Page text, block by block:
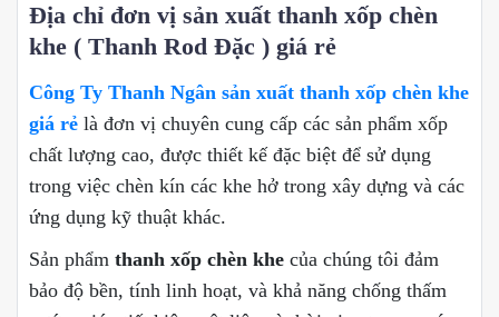
Địa chỉ đơn vị sản xuất thanh xốp chèn
khe ( Thanh Rod Đặc ) giá rẻ
Công Ty Thanh Ngân sản xuất thanh xốp chèn khe
giá rẻ là đơn vị chuyên cung cấp các sản phẩm xốp
chất lượng cao, được thiết kế đặc biệt để sử dụng
trong việc chèn kín các khe hở trong xây dựng và các
ứng dụng kỹ thuật khác.
Sản phẩm thanh xốp chèn khe của chúng tôi đảm
bảo độ bền, tính linh hoạt, và khả năng chống thấm